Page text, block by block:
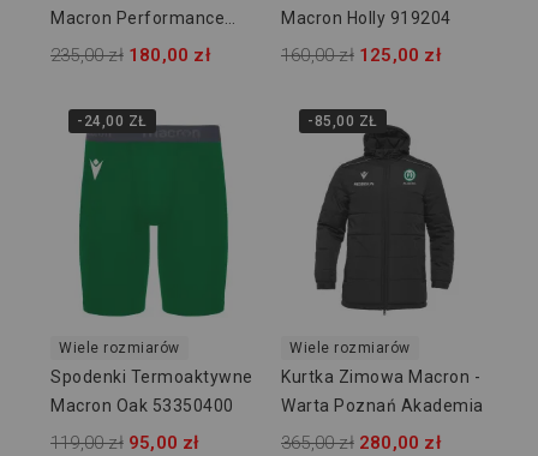
Macron Performance
916104
235,00 zł 180,00 zł
Macron Holly 919204
160,00 zł 125,00 zł
-24,00 ZŁ
Wiele rozmiarów
Spodenki Termoaktywne
Macron Oak 53350400
119,00 zł 95,00 zł
-85,00 ZŁ
Wiele rozmiarów
Kurtka Zimowa Macron -
Warta Poznań Akademia
365,00 zł 280,00 zł